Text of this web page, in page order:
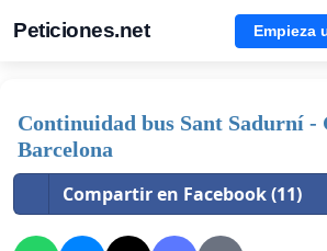
Peticiones.net Empieza
Continuidad bus Sant Sadurní -
Barcelona
Compartir en Facebook (11)